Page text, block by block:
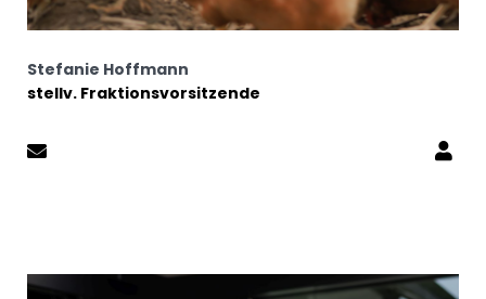
Stefanie Hoffmann
stellv. Fraktionsvorsitzende